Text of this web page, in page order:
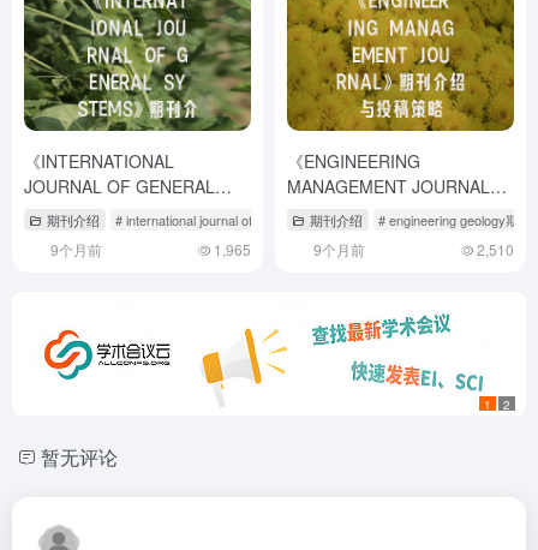
《INTERNATIONAL
JOURNAL OF GENERAL
SYSTEMS》期刊介绍与投稿
策略,international journal of
management reviews
期刊介绍 # international journal of management reviews # international journal
9个月前 1,965
《ENGINEERING
MANAGEMENT JOURNAL》
期刊介绍与投稿策略
期刊介绍 # engineering geology期刊
9个月前 2,510
1 2
暂无评论